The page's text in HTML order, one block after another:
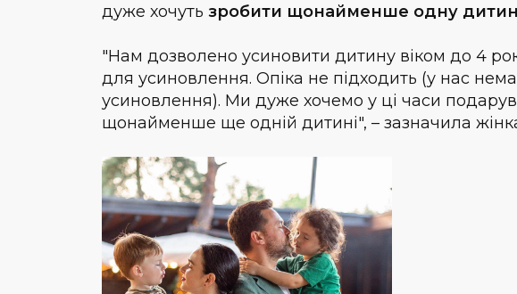
дуже хочуть зробити щонайменше одну
"Нам дозволено усиновити дитину віком до 4
для усиновлення. Опіка не підходить (у нас
усиновлення). Ми дуже хочемо у ці часи
щонайменше ще одній дитині", – зазначила